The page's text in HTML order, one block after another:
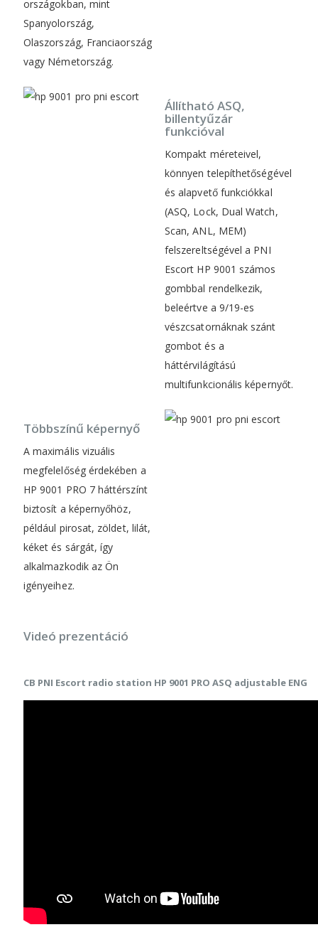
országokban, mint
Spanyolország,
Olaszország, Franciaország
vagy Németország.
Állítható ASQ,
billentyűzár
funkcióval
Kompakt méreteivel,
könnyen telepíthetőségével
és alapvető funkciókkal
(ASQ, Lock, Dual Watch,
Scan, ANL, MEM)
felszereltségével a PNI
Escort HP 9001 számos
gombbal rendelkezik,
beleértve a 9/19-es
vészcsatornáknak szánt
gombot és a
háttérvilágítású
multifunkcionális képernyőt.
Többszínű képernyő
A maximális vizuális
megfelelőség érdekében a
HP 9001 PRO 7 háttérszínt
biztosít a képernyőhöz,
például pirosat, zöldet, lilát,
kéket és sárgát, így
alkalmazkodik az Ön
igényeihez.
Videó prezentáció
CB PNI Escort radio station HP 9001 PRO ASQ adjustable ENG